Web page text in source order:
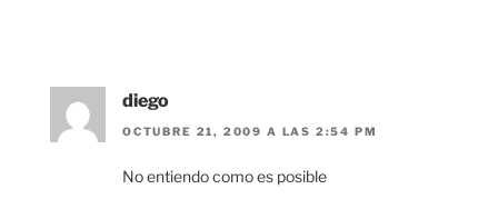
diego
OCTUBRE 21, 2009 A LAS 2:54 PM
No entiendo como es posible